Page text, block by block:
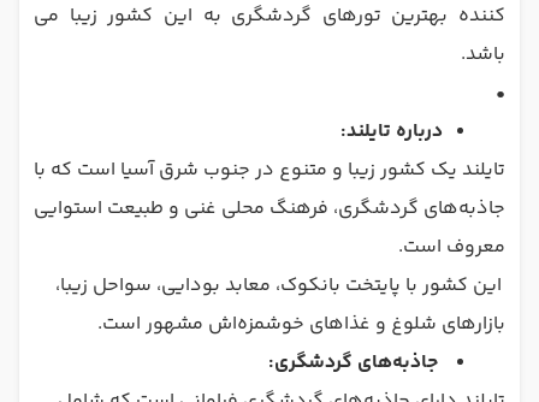
کننده بهترین تورهای گردشگری به این کشور زیبا می
باشد.
•
درباره تایلند:
تایلند یک کشور زیبا و متنوع در جنوب شرق آسیا است که با
جاذبه‌های گردشگری، فرهنگ محلی غنی و طبیعت استوایی
معروف است.
این کشور با پایتخت بانکوک، معابد بودایی، سواحل زیبا،
بازارهای شلوغ و غذاهای خوشمزه‌اش مشهور است.
جاذبه‌های گردشگری: